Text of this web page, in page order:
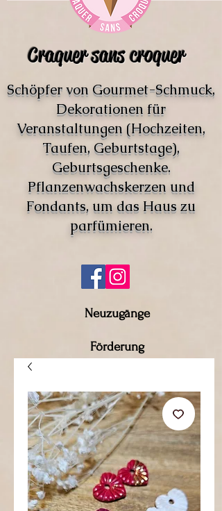
Craquer sans croquer
Schöpfer von Gourmet-Schmuck,
Dekorationen für
Veranstaltungen (Hochzeiten,
Taufen, Geburtstage),
Geburtsgeschenke.
Pflanzenwachskerzen und
Fondants, um das Haus zu
parfümieren.
Neuzugänge
Förderung